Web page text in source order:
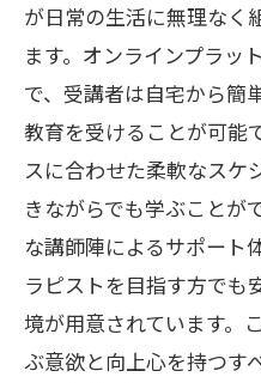
が日常の生活に無理なく
ます。オンラインプラッ
で、受講者は自宅から簡
教育を受けることが可能
スに合わせた柔軟なスケ
きながらでも学ぶことが
な講師陣によるサポート
ラピストを目指す方でも
境が用意されています。
ぶ意欲と向上心を持つす